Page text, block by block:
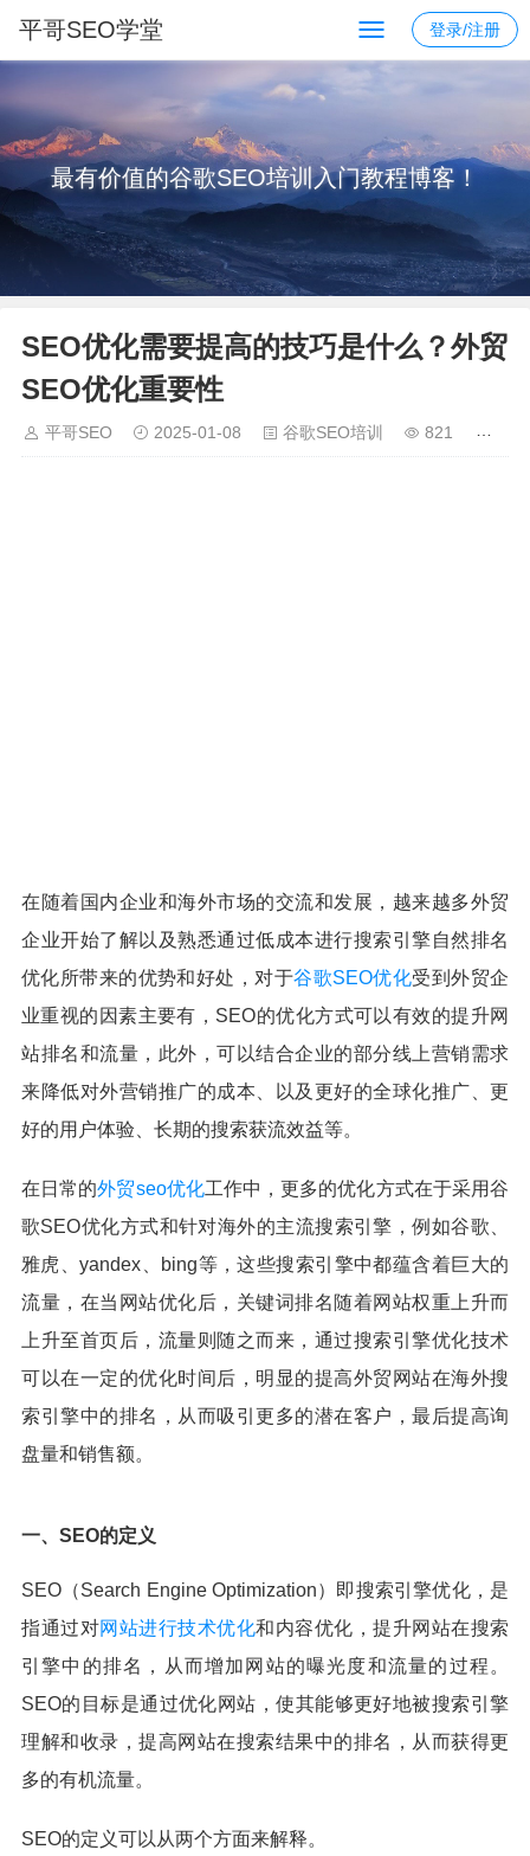
平哥SEO学堂 登录/注册
最有价值的谷歌SEO培训入门教程博客！
SEO优化需要提高的技巧是什么？外贸
SEO优化重要性
平哥SEO 2025-01-08 谷歌SEO培训 821
在随着国内企业和海外市场的交流和发展，越来越多外贸
企业开始了解以及熟悉通过低成本进行搜索引擎自然排名
优化所带来的优势和好处，对于谷歌SEO优化受到外贸企
业重视的因素主要有，SEO的优化方式可以有效的提升网
站排名和流量，此外，可以结合企业的部分线上营销需求
来降低对外营销推广的成本、以及更好的全球化推广、更
好的用户体验、长期的搜索获流效益等。
在日常的外贸seo优化工作中，更多的优化方式在于采用谷
歌SEO优化方式和针对海外的主流搜索引擎，例如谷歌、
雅虎、yandex、bing等，这些搜索引擎中都蕴含着巨大的
流量，在当网站优化后，关键词排名随着网站权重上升而
上升至首页后，流量则随之而来，通过搜索引擎优化技术
可以在一定的优化时间后，明显的提高外贸网站在海外搜
索引擎中的排名，从而吸引更多的潜在客户，最后提高询
盘量和销售额。
一、SEO的定义
SEO（Search Engine Optimization）即搜索引擎优化，是
指通过对网站进行技术优化和内容优化，提升网站在搜索
引擎中的排名，从而增加网站的曝光度和流量的过程。
SEO的目标是通过优化网站，使其能够更好地被搜索引擎
理解和收录，提高网站在搜索结果中的排名，从而获得更
多的有机流量。
SEO的定义可以从两个方面来解释。